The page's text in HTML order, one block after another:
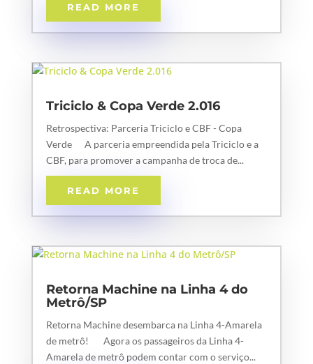
READ MORE
Triciclo & Copa Verde 2.016
Retrospectiva: Parceria Triciclo e CBF - Copa
Verde A parceria empreendida pela Triciclo e a
CBF, para promover a campanha de troca de...
READ MORE
Retorna Machine na Linha 4 do
Metrô/SP
Retorna Machine desembarca na Linha 4-Amarela
de metrô! Agora os passageiros da Linha 4-
Amarela de metrô podem contar com o serviço...